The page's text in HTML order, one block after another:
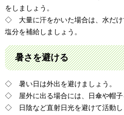
をしましょう。
◇ 大量に汗をかいた場合は、水だけ
塩分を補給しましょう。
暑さを避ける
◇ 暑い日は外出を避けましょう。
◇ 屋外に出る場合には、日傘や帽子
◇ 日陰など直射日光を避けて活動し